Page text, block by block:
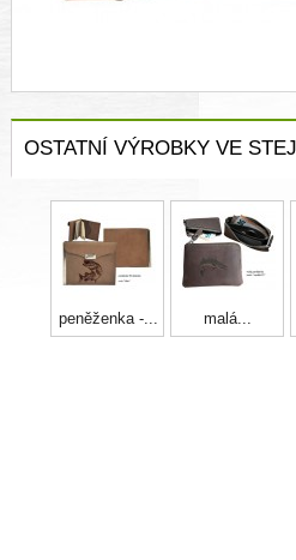
OSTATNÍ VÝROBKY VE
peněženka -... malá...